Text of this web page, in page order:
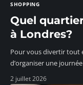
SHOPPING
Quel
à Londres?
Pour vous divertir tout
d’organiser une
2 juillet 2026